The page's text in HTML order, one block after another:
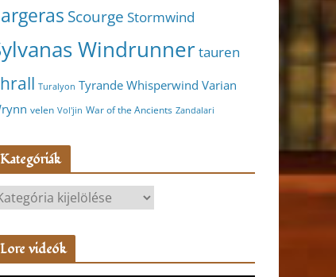
Scourge Stormwind
Windrunnertauren
Turalyon Tyrande Whisperwind Varian
velen Vol'jin War of the Ancients Zandalari
Kategóriák
Lore videók